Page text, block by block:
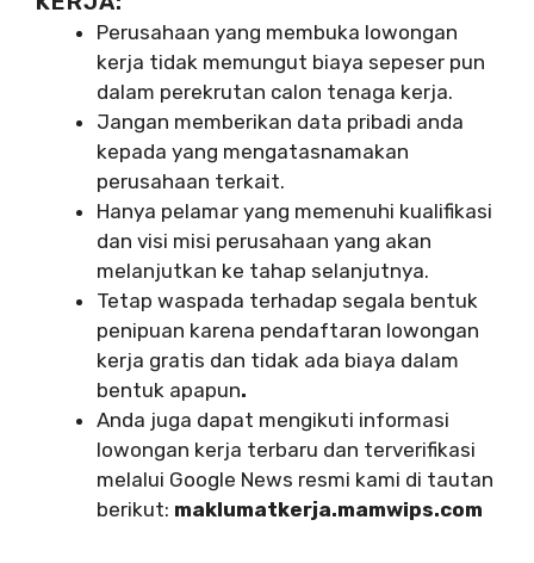
Perusahaan yang membuka lowongan
kerja tidak memungut biaya sepeser pun
dalam perekrutan calon tenaga kerja.
Jangan memberikan data pribadi anda
kepada yang mengatasnamakan
perusahaan terkait.
Hanya pelamar yang memenuhi kualifikasi
dan visi misi perusahaan yang akan
melanjutkan ke tahap selanjutnya.
Tetap waspada terhadap segala bentuk
penipuan karena pendaftaran lowongan
kerja gratis dan tidak ada biaya dalam
bentuk apapun.
Anda juga dapat mengikuti informasi
lowongan kerja terbaru dan terverifikasi
melalui Google News resmi kami di tautan
berikut: maklumatkerja.mamwips.com